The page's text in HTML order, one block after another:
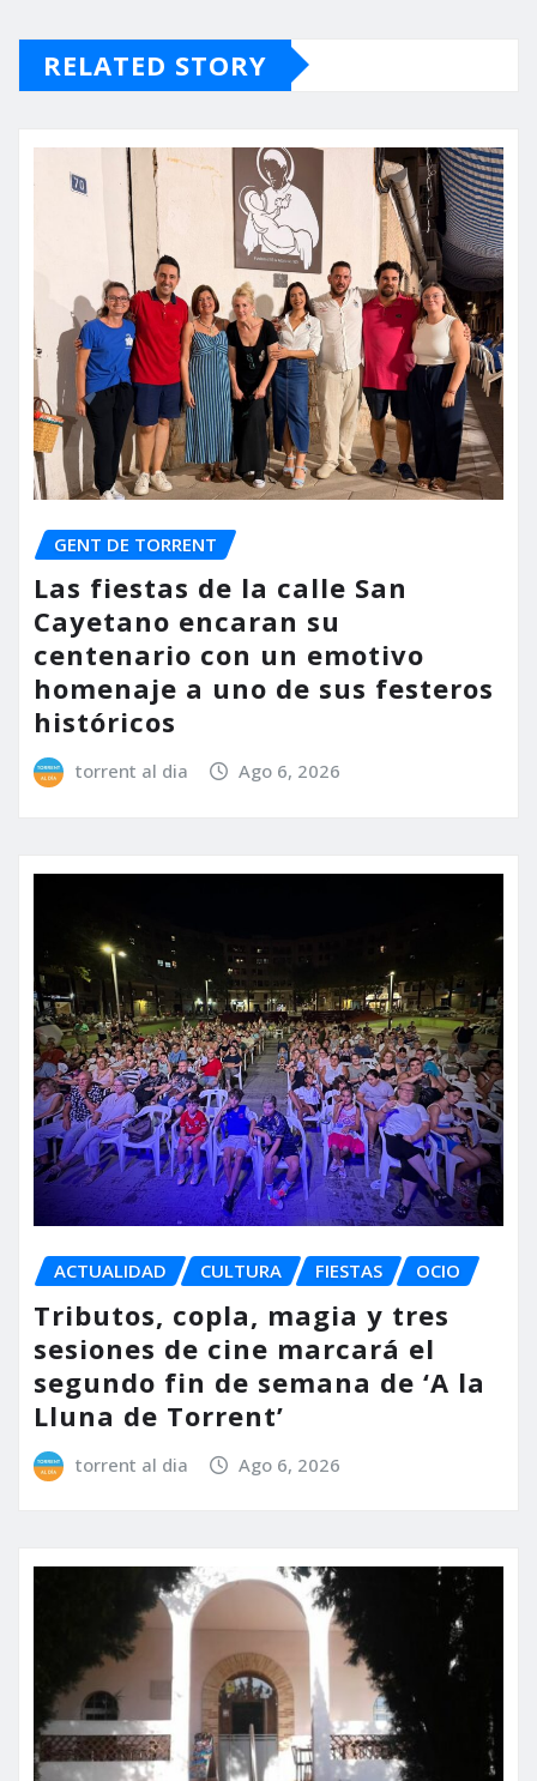
RELATED STORY
GENT DE TORRENT
Las fiestas de la calle San
Cayetano encaran su
centenario con un emotivo
homenaje a uno de sus festeros
históricos
torrent al dia Ago 6, 2026
ACTUALIDAD CULTURA FIESTAS OCIO
Tributos, copla, magia y tres
sesiones de cine marcará el
segundo fin de semana de ‘A la
Lluna de Torrent’
torrent al dia Ago 6, 2026